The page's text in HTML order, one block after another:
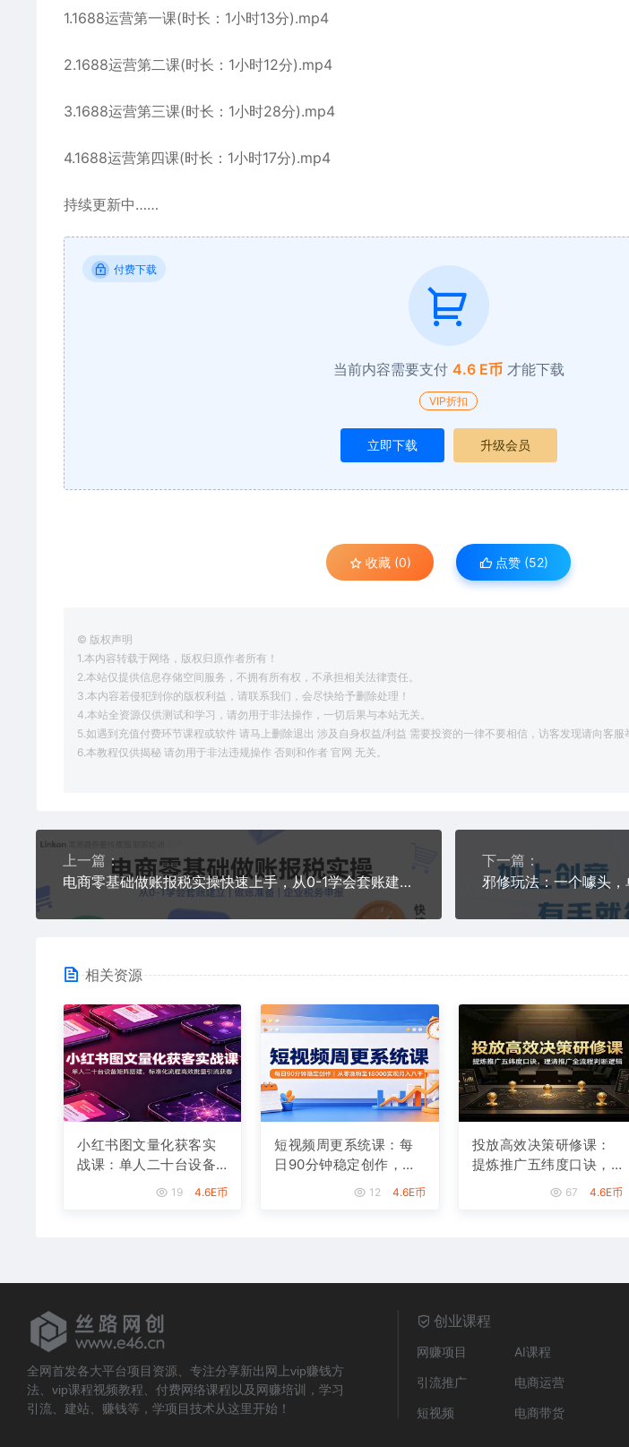
1.1688运营第一课(时长：1小时13分).mp4
2.1688运营第二课(时长：1小时12分).mp4
3.1688运营第三课(时长：1小时28分).mp4
4.1688运营第四课(时长：1小时17分).mp4
持续更新中……
付费下载
当前内容需要支付 4.6 E币 才能下载
VIP折扣
立即下载 升级会员
收藏 (0) 点赞 (52)
© 版权声明
1.本内容转载于网络，版权归原作者所有！
2.本站仅提供信息存储空间服务，不拥有所有权，不承担相关法律责任。
3.本内容若侵犯到你的版权利益，请联系我们，会尽快给予删除处理！
4.本站全资源仅供测试和学习，请勿用于非法操作，一切后果与本站无关。
5.如遇到充值付费环节课程或软件 请马上删除退出 涉及自身权益/利益 需要投资的一律不要相信，访客发现请向客服
6.本教程仅供揭秘 请勿用于非法违规操作 否则和作者 官网 无关。
上一篇：
电商零基础做账报税实操快速上手，从0-1学会套账建立，做账准备，企业税务申报
下一篇：
相关资源
小红书图文量化获客实
战课：单人二十台设备
矩阵搭建，标准化流程
19 4.6E币
短视频周更系统课：每
日90分钟稳定创作，从
零涨粉至18000实现月
12 4.6E币
投放高效决策研修课：
提炼推广五纬度口诀，
理清推广全流程判断逻
67 4.6E币
全网首发各大平台项目资源、专注分享新出网上vip赚钱方
法、vip课程视频教程、付费网络课程以及网赚培训，学习
引流、建站、赚钱等，学项目技术从这里开始！
创业课程
网赚项目
AI课程
引流推广
电商运营
短视频
电商带货